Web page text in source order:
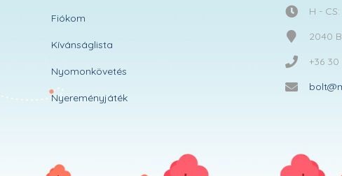
Fiókom
Kívánságlista
Nyomonkövetés
Nyereményjáték
H -
2040
+36